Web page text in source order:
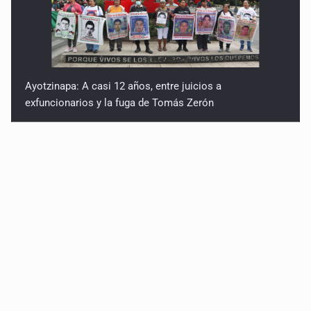
Ayotzinapa: A casi 12 años, entre juicios a
exfuncionarios y la fuga de Tomás Zerón